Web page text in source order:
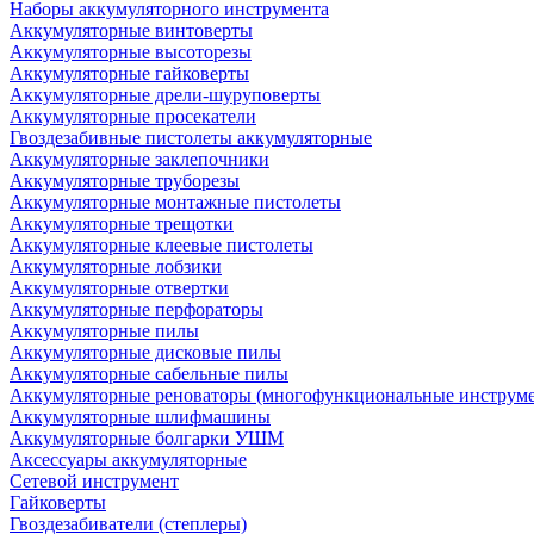
Наборы аккумуляторного инструмента
Аккумуляторные винтоверты
Аккумуляторные высоторезы
Аккумуляторные гайковерты
Аккумуляторные дрели-шуруповерты
Аккумуляторные просекатели
Гвоздезабивные пистолеты аккумуляторные
Аккумуляторные заклепочники
Аккумуляторные труборезы
Аккумуляторные монтажные пистолеты
Аккумуляторные трещотки
Аккумуляторные клеевые пистолеты
Аккумуляторные лобзики
Аккумуляторные отвертки
Аккумуляторные перфораторы
Аккумуляторные пилы
Аккумуляторные дисковые пилы
Аккумуляторные сабельные пилы
Аккумуляторные реноваторы (многофункциональные
Аккумуляторные шлифмашины
Аккумуляторные болгарки УШМ
Аксессуары аккумуляторные
Сетевой инструмент
Гайковерты
Гвоздезабиватели (степлеры)